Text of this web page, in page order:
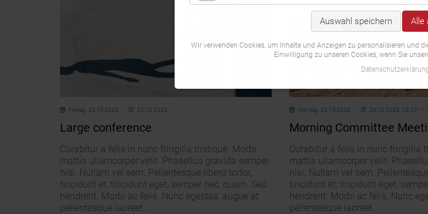
Freitag, 23.10.2026 23.10.2026
Large conference
Curabitur a felis in nunc fringilla tristique. Morbi
mattis ullamcorper velit. Phasellus gravida semper
nisi. Nullam vel sem. Pellentesque libero tortor,
tincidunt et, tincidunt eget, semper nec, quam. Sed
hendrerit. Morbi ac felis. Nunc egestas, augue at
pellentesque laoreet.
Montag, 26.10.2026 26.10.2026,
Morning Committee
Curabitur a felis in nunc fringilla
mattis ullamcorper velit.
nisi. Nullam vel sem.
tincidunt et, tincidunt eget,
hendrerit. Morbi ac felis. Nunc
pellentesque laoreet.
Auswahl speichern Alle
Wir verwenden Cookies, um Inhalte und Anzeigen zu personalisieren und
Einwilligung zu unseren Cookies, wenn Sie